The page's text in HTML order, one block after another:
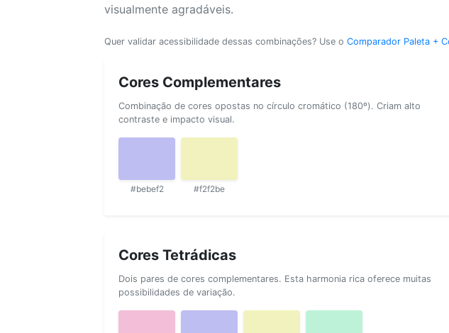
visualmente agradáveis.
Quer validar acessibilidade dessas combinações? Use o Comparador Paleta +
Cores Complementares
Combinação de cores opostas no círculo cromático (180º). Criam alto
contraste e impacto visual.
#bebef2 #f2f2be
Cores Tetrádicas
Dois pares de cores complementares. Esta harmonia rica oferece muitas
possibilidades de variação.